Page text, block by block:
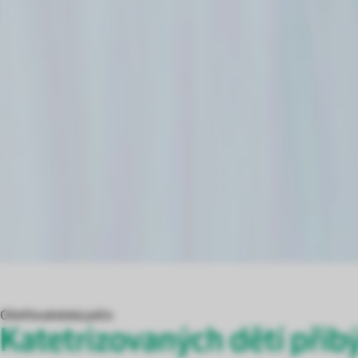
Ošetřovatelská péče
Katetrizovaných dětí